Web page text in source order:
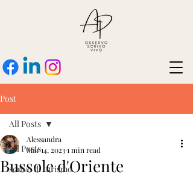
Post
All Posts
scrivo di turismo
All Posts
Bussole d'Oriente
Alessandra
Mar 14, 20231 min read